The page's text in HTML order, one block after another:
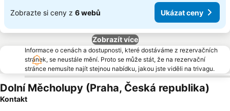
Zobrazte si ceny z 6 webů Ukázat ceny
Zobrazít více
Informace o cenách a dostupnosti, které dostáváme z rezervačních
stránek, se neustále mění. Proto se může stát, že na rezervační
stránce nemusíte najít stejnou nabídku, jakou jste viděli na trivagu.
Dolní Měcholupy (Praha, Česká republika)
Kontakt